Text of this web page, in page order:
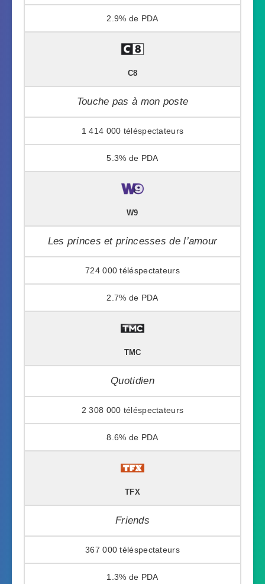
2.9%
C8
Touche pas à mon poste
1 414 000
5.3%
W9
Les princes et princesses de l’amour
724 000
2.7%
TMC
Quotidien
2 308 000
8.6%
TFX
Friends
367 000
1.3%